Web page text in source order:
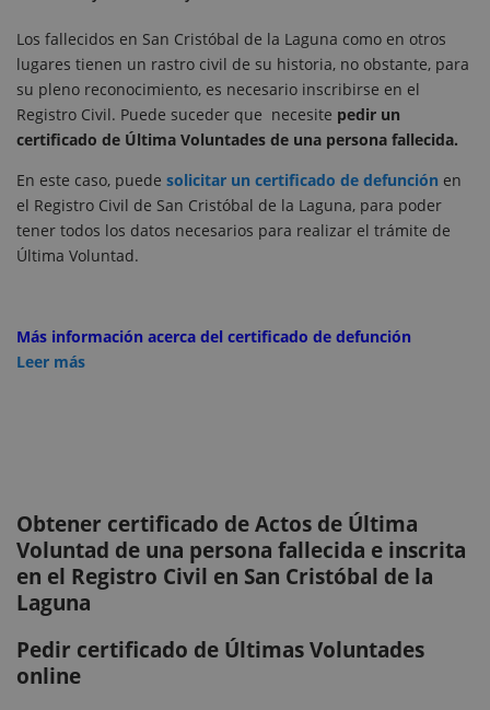
Los fallecidos en San Cristóbal de la Laguna como en otros
lugares tienen un rastro civil de su historia, no obstante, para
su pleno reconocimiento, es necesario inscribirse en el
Registro Civil. Puede suceder que necesite pedir un
certificado de Última Voluntades de una persona fallecida.
En este caso, puede solicitar un certificado de defunción en
el Registro Civil de San Cristóbal de la Laguna, para poder
tener todos los datos necesarios para realizar el trámite de
Última Voluntad.
Más información acerca del certificado de defunción
Leer más
Obtener certificado de Actos de Última
Voluntad de una persona fallecida e inscrita
en el Registro Civil en San Cristóbal de la
Laguna
Pedir certificado de Últimas Voluntades
online